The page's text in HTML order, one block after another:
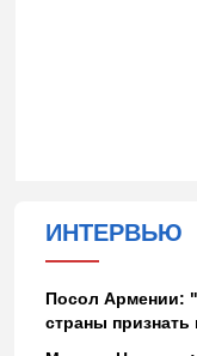
ИНТЕРВЬЮ
Посол Армении:
страны признать